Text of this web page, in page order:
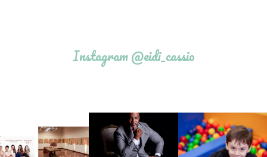
Instagram @eidi_cassio